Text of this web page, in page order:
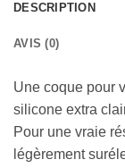
DESCRIPTION
AVIS (0)
Une coque pour
silicone extra
Pour une vraie
légèrement